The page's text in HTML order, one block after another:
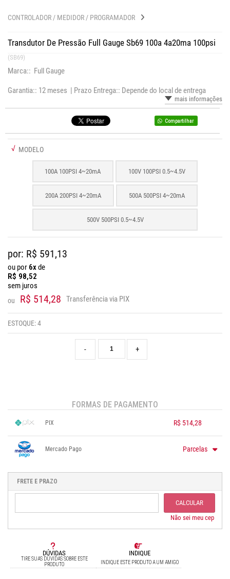
CONTROLADOR / MEDIDOR / PROGRAMADOR
Transdutor De Pressão Full Gauge Sb69 100a 4a20ma 100psi
(SB69)
Marca:: Full Gauge
Garantia:: 12 meses | Prazo Entrega:: Depende do local de entrega
mais informações
Compartilhar
√ MODELO
100A 100PSI 4~20mA 100V 100PSI 0.5~4.5V
200A 200PSI 4~20mA 500A 500PSI 4~20mA
500V 500PSI 0.5~4.5V
DÚVIDAS
TIRE SUAS DÚVIDAS SOBRE ESTE
PRODUTO
INDIQUE
INDIQUE ESTE PRODUTO A UM AMIGO
por: R$ 591,13
ou por 6xde
R$ 98,52
sem juros
ou R$ 514,28 Transferência via PIX
ESTOQUE:4
+
-
FORMAS DE PAGAMENTO
PIX R$ 514,28
..
Mercado Pago Parcelas
4x sem juros de R$ 147,78
.
FRETE E PRAZO
CALCULAR
Não sei meu cep